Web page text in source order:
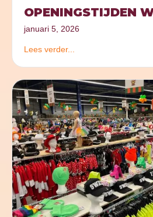
OPENINGSTIJDEN
januari 5, 2026
Lees verder...